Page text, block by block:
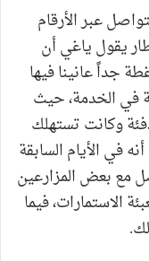
عبر الأرقام
يقول ياغي أن
جداً عانينا فيها
في الخدمة، حيث
وكانت تستهلك
في الأيام السابقة
مع بعض المزارعين
الاستمارات، فيما